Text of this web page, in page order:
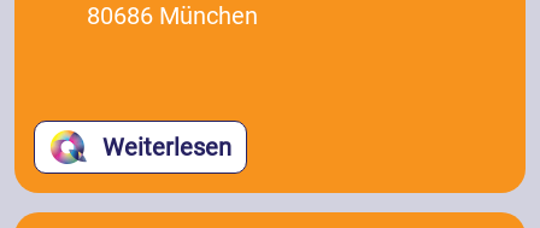
80686 München
Weiterlesen